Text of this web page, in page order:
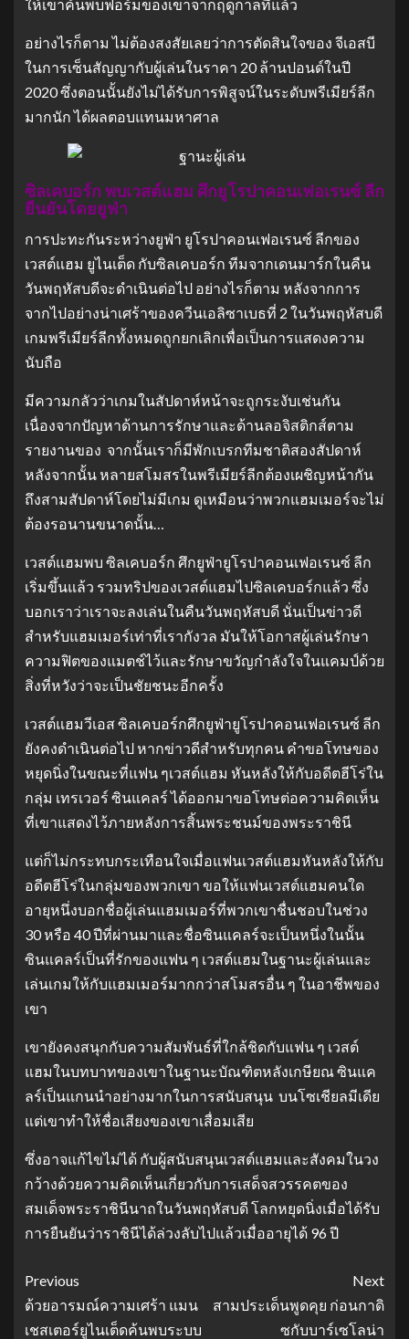
ให้เขาค้นพบฟอร์มของเขาจากฤดูกาลที่แล้ว
อย่างไรก็ตาม ไม่ต้องสงสัยเลยว่าการตัดสินใจของ จีเอสบี
ในการเซ็นสัญญากับผู้เล่นในราคา 20 ล้านปอนด์ในปี
2020 ซึ่งตอนนั้นยังไม่ได้รับการพิสูจน์ในระดับพรีเมียร์ลีก
มากนัก ได้ผลตอบแทนมหาศาล
ซิลเคบอร์ก พบเวสต์แฮม ศึกยูโรปาคอนเฟอเรนซ์ ลีก
ยืนยันโดยยูฟ่า
การปะทะกันระหว่างยูฟ่า ยูโรปาคอนเฟอเรนซ์ ลีกของ
เวสต์แฮม ยูไนเต็ด กับซิลเคบอร์ก ทีมจากเดนมาร์กในคืน
วันพฤหัสบดีจะดำเนินต่อไป อย่างไรก็ตาม หลังจากการ
จากไปอย่างน่าเศร้าของควีนเอลิซาเบธที่ 2 ในวันพฤหัสบดี
เกมพรีเมียร์ลีกทั้งหมดถูกยกเลิกเพื่อเป็นการแสดงความ
นับถือ
มีความกลัวว่าเกมในสัปดาห์หน้าจะถูกระงับเช่นกัน
เนื่องจากปัญหาด้านการรักษาและด้านลอจิสติกส์ตาม
รายงานของ จากนั้นเราก็มีพักเบรกทีมชาติสองสัปดาห์
หลังจากนั้น หลายสโมสรในพรีเมียร์ลีกต้องเผชิญหน้ากัน
ถึงสามสัปดาห์โดยไม่มีเกม ดูเหมือนว่าพวกแฮมเมอร์จะไม่
ต้องรอนานขนาดนั้น…
เวสต์แฮมพบ ซิลเคบอร์ก ศึกยูฟ่ายูโรปาคอนเฟอเรนซ์ ลีก
เริ่มขึ้นแล้ว รวมทริปของเวสต์แฮมไปซิลเคบอร์กแล้ว ซึ่ง
บอกเราว่าเราจะลงเล่นในคืนวันพฤหัสบดี นั่นเป็นข่าวดี
สำหรับแฮมเมอร์เท่าที่เรากังวล มันให้โอกาสผู้เล่นรักษา
ความฟิตของแมตช์ไว้และรักษาขวัญกำลังใจในแคมป์ด้วย
สิ่งที่หวังว่าจะเป็นชัยชนะอีกครั้ง
เวสต์แฮมวีเอส ซิลเคบอร์กศึกยูฟ่ายูโรปาคอนเฟอเรนซ์ ลีก
ยังคงดำเนินต่อไป หากข่าวดีสำหรับทุกคน คำขอโทษของ
หยุดนิ่งในขณะที่แฟน ๆเวสต์แฮม หันหลังให้กับอดีตฮีโร่ใน
กลุ่ม เทรเวอร์ ซินแคลร์ ได้ออกมาขอโทษต่อความคิดเห็น
ที่เขาแสดงไว้ภายหลังการสิ้นพระชนม์ของพระราชินี
แต่ก็ไม่กระทบกระเทือนใจเมื่อแฟนเวสต์แฮมหันหลังให้กับ
อดีตฮีโร่ในกลุ่มของพวกเขา ขอให้แฟนเวสต์แฮมคนใด
อายุหนึ่งบอกชื่อผู้เล่นแฮมเมอร์ที่พวกเขาชื่นชอบในช่วง
30 หรือ 40 ปีที่ผ่านมาและชื่อซินแคลร์จะเป็นหนึ่งในนั้น
ซินแคลร์เป็นที่รักของแฟน ๆ เวสต์แฮมในฐานะผู้เล่นและ
เล่นเกมให้กับแฮมเมอร์มากกว่าสโมสรอื่น ๆ ในอาชีพของ
เขา
เขายังคงสนุกกับความสัมพันธ์ที่ใกล้ชิดกับแฟน ๆ เวสต์
แฮมในบทบาทของเขาในฐานะบัณฑิตหลังเกษียณ ซินแค
ลร์เป็นแกนนำอย่างมากในการสนับสนุน บนโซเชียลมีเดีย
แต่เขาทำให้ชื่อเสียงของเขาเสื่อมเสีย
ซึ่งอาจแก้ไขไม่ได้ กับผู้สนับสนุนเวสต์แฮมและสังคมในวง
กว้างด้วยความคิดเห็นเกี่ยวกับการเสด็จสวรรคตของ
สมเด็จพระราชินีนาถในวันพฤหัสบดี โลกหยุดนิ่งเมื่อได้รับ
การยืนยันว่าราชินีได้ล่วงลับไปแล้วเมื่ออายุได้ 96 ปี
Previous
ด้วยอารมณ์ความเศร้า แมน
เชสเตอร์ยูไนเต็ดค้นพบระบบ
Next
สามประเด็นพูดคุย ก่อนกาดิ
ซกับบาร์เซโลน่า